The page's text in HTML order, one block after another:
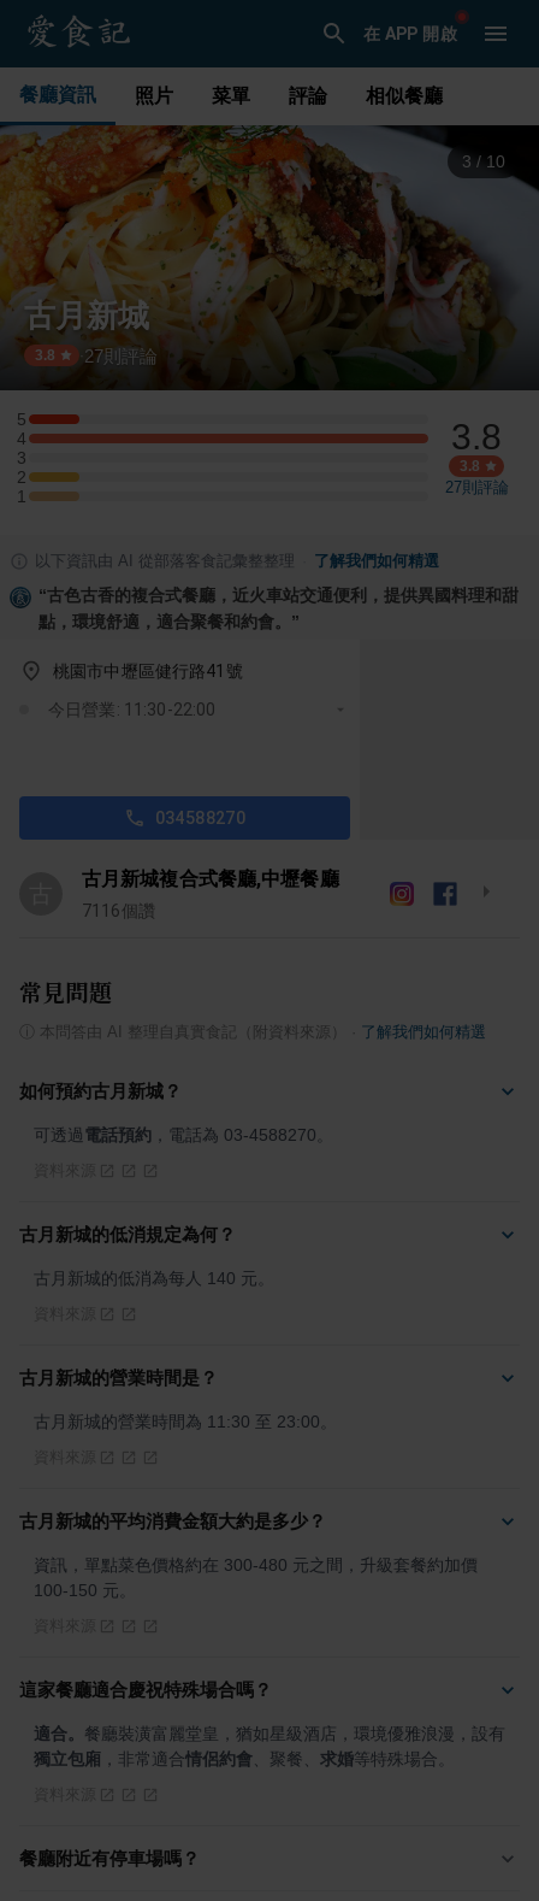
在 APP 開啟
餐廳資訊 照片 菜單 評論 相似餐廳
3 / 10
古月新城
3.8 27則評論
5
5 星：1 則評論
4
4 星：8 則評論
3
3 星：0 則評論
2
2 星：1 則評論
1
1 星：1 則評論
3.8
3.8
27則評論
以下資訊由 AI 從部落客食記彙整整理 了解我們如何精選
“古色古香的複合式餐廳，近火車站交通便利，提供異國料理和甜
點，環境舒適，適合聚餐和約會。 ”
桃園市中壢區健行路41號
今日營業: 11:30-22:00
034588270
古月新城複合式餐廳,中壢餐廳
7116個讚
常見問題
本問答由 AI 整理自真實食記（附資料來源） 了解我們如何精選
如何預約古月新城？
可透過電話預約 ，電話為 03-4588270。
古月新城的低消規定為何？
古月新城的低消為每人 140 元。
古月新城的營業時間是？
古月新城的營業時間為 11:30 至 23:00。
古月新城的平均消費金額大約是多少？
資訊，單點菜色價格約在 300-480 元之間，升級套餐約加價
100-150 元。
這家餐廳適合慶祝特殊場合嗎？
適合。 餐廳裝潢富麗堂皇，猶如星級酒店，環境優雅浪漫，設有
獨立包廂 ，非常適合情侶約會 、聚餐、 求婚等特殊場合。
餐廳附近有停車場嗎？